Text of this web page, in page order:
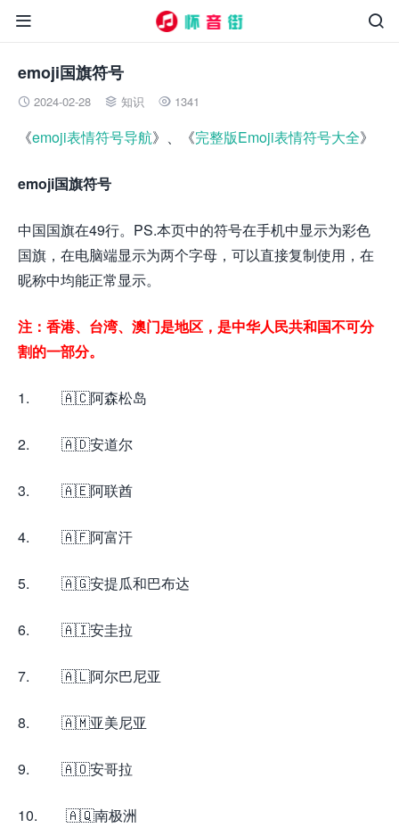


emoji国旗符号
 2024-02-28  知识  1341
《emoji表情符号导航》、《完整版Emoji表情符号大全》
emoji国旗符号
中国国旗在49行。PS.本页中的符号在手机中显示为彩色
国旗，在电脑端显示为两个字母，可以直接复制使用，在
昵称中均能正常显示。
注：香港、台湾、澳门是地区，是中华人民共和国不可分
割的一部分。
1. 🇦🇨阿森松岛
2. 🇦🇩安道尔
3. 🇦🇪阿联酋
4. 🇦🇫阿富汗
5. 🇦🇬安提瓜和巴布达
6. 🇦🇮安圭拉
7. 🇦🇱阿尔巴尼亚
8. 🇦🇲亚美尼亚
9. 🇦🇴安哥拉
10. 🇦🇶南极洲